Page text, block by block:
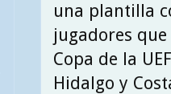
una plantilla
jugadores
Copa de la
Hidalgo y